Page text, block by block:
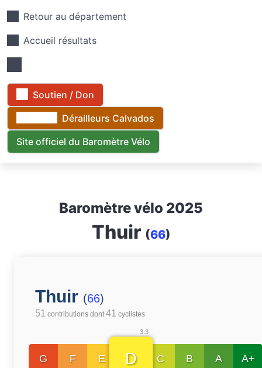
Retour au département
Accueil résultats
Soutien / Don
Dérailleurs Calvados
Site officiel du Baromètre Vélo
Baromètre vélo 2025
Thuir (66)
Thuir (66)
51 contributions dont41 cyclistes
G F E
3.3
D C B A A+